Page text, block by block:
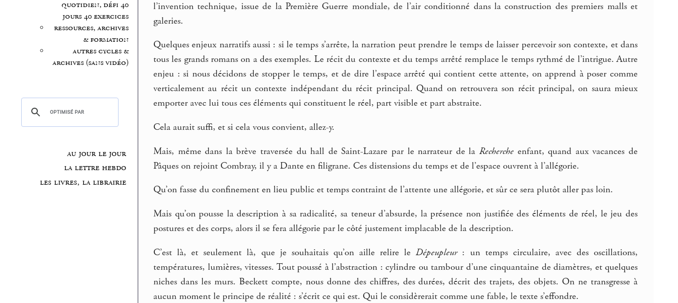
quotidien, défi 40
jours 40 exercices
ressources, archives
& formation
autres cycles &
archives (sans vidéo)
au jour le jour
la lettre hebdo
les livres, la librairie
l’invention technique, issue de la Première Guerre mondiale, de l’air conditionné dans la construction des premiers malls et
galeries.
Quelques enjeux narratifs aussi : si le temps s’arrête, la narration peut prendre le temps de laisser percevoir son contexte, et dans
tous les grands romans on a des exemples. Le récit du contexte et du temps arrêté remplace le temps rythmé de l’intrigue. Autre
enjeu : si nous décidons de stopper le temps, et de dire l’espace arrêté qui contient cette attente, on apprend à poser comme
verticalement au récit un contexte indépendant du récit principal. Quand on retrouvera son récit principal, on saura mieux
emporter avec lui tous ces éléments qui constituent le réel, part visible et part abstraite.
Cela aurait suffi, et si cela vous convient, allez-y.
Mais, même dans la brève traversée du hall de Saint-Lazare par le narrateur de laRecherche enfant, quand aux vacances de
Pâques on rejoint Combray, il y a Dante en filigrane. Ces distensions du temps et de l’espace ouvrent à l’allégorie.
Qu’on fasse du confinement en lieu public et temps contraint de l’attente une allégorie, et sûr ce sera plutôt aller pas loin.
Mais qu’on pousse la description à sa radicalité, sa teneur d’absurde, la présence non justifiée des éléments de réel, le jeu des
postures et des corps, alors il se fera allégorie par le côté justement implacable de la description.
C’est là, et seulement là, que je souhaitais qu’on aille relire leDépeupleur: un temps circulaire, avec des oscillations,
températures, lumières, vitesses. Tout poussé à l’abstraction : cylindre ou tambour d’une cinquantaine de diamètres, et quelques
niches dans les murs. Beckett compte, nous donne des chiffres, des durées, décrit des trajets, des objets. On ne transgresse à
aucun moment le principe de réalité : s’écrit ce qui est. Qui le considèrerait comme une fable, le texte s’effondre.